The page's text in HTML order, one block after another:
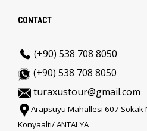
CONTACT
(+90) 538 708 8050
(+90) 538 708 8050
turaxustour@gmail.com
Arapsuyu Mahallesi 607 Sokak
Konyaaltı/ ANTALYA